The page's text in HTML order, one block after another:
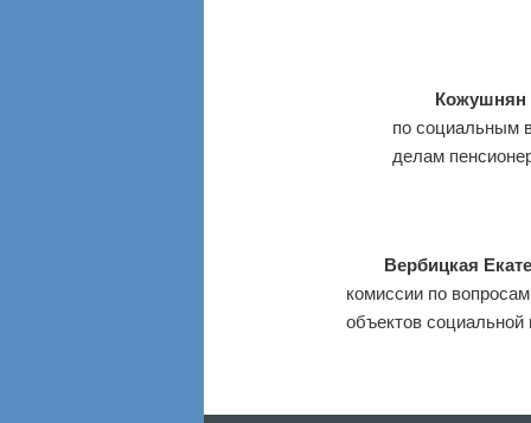
Кожушнян
по социальным
делам
Вербицкая
комиссии по
объектов